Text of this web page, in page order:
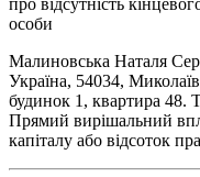
особи
Малиновська Наталя
Україна, 54034,
будинок 1, квартира 48.
Прямий вирішальний
капіталу або відсоток